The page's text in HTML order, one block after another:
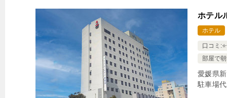
ホテル
ホテル
口コミ
部屋で
愛媛県
駐車場